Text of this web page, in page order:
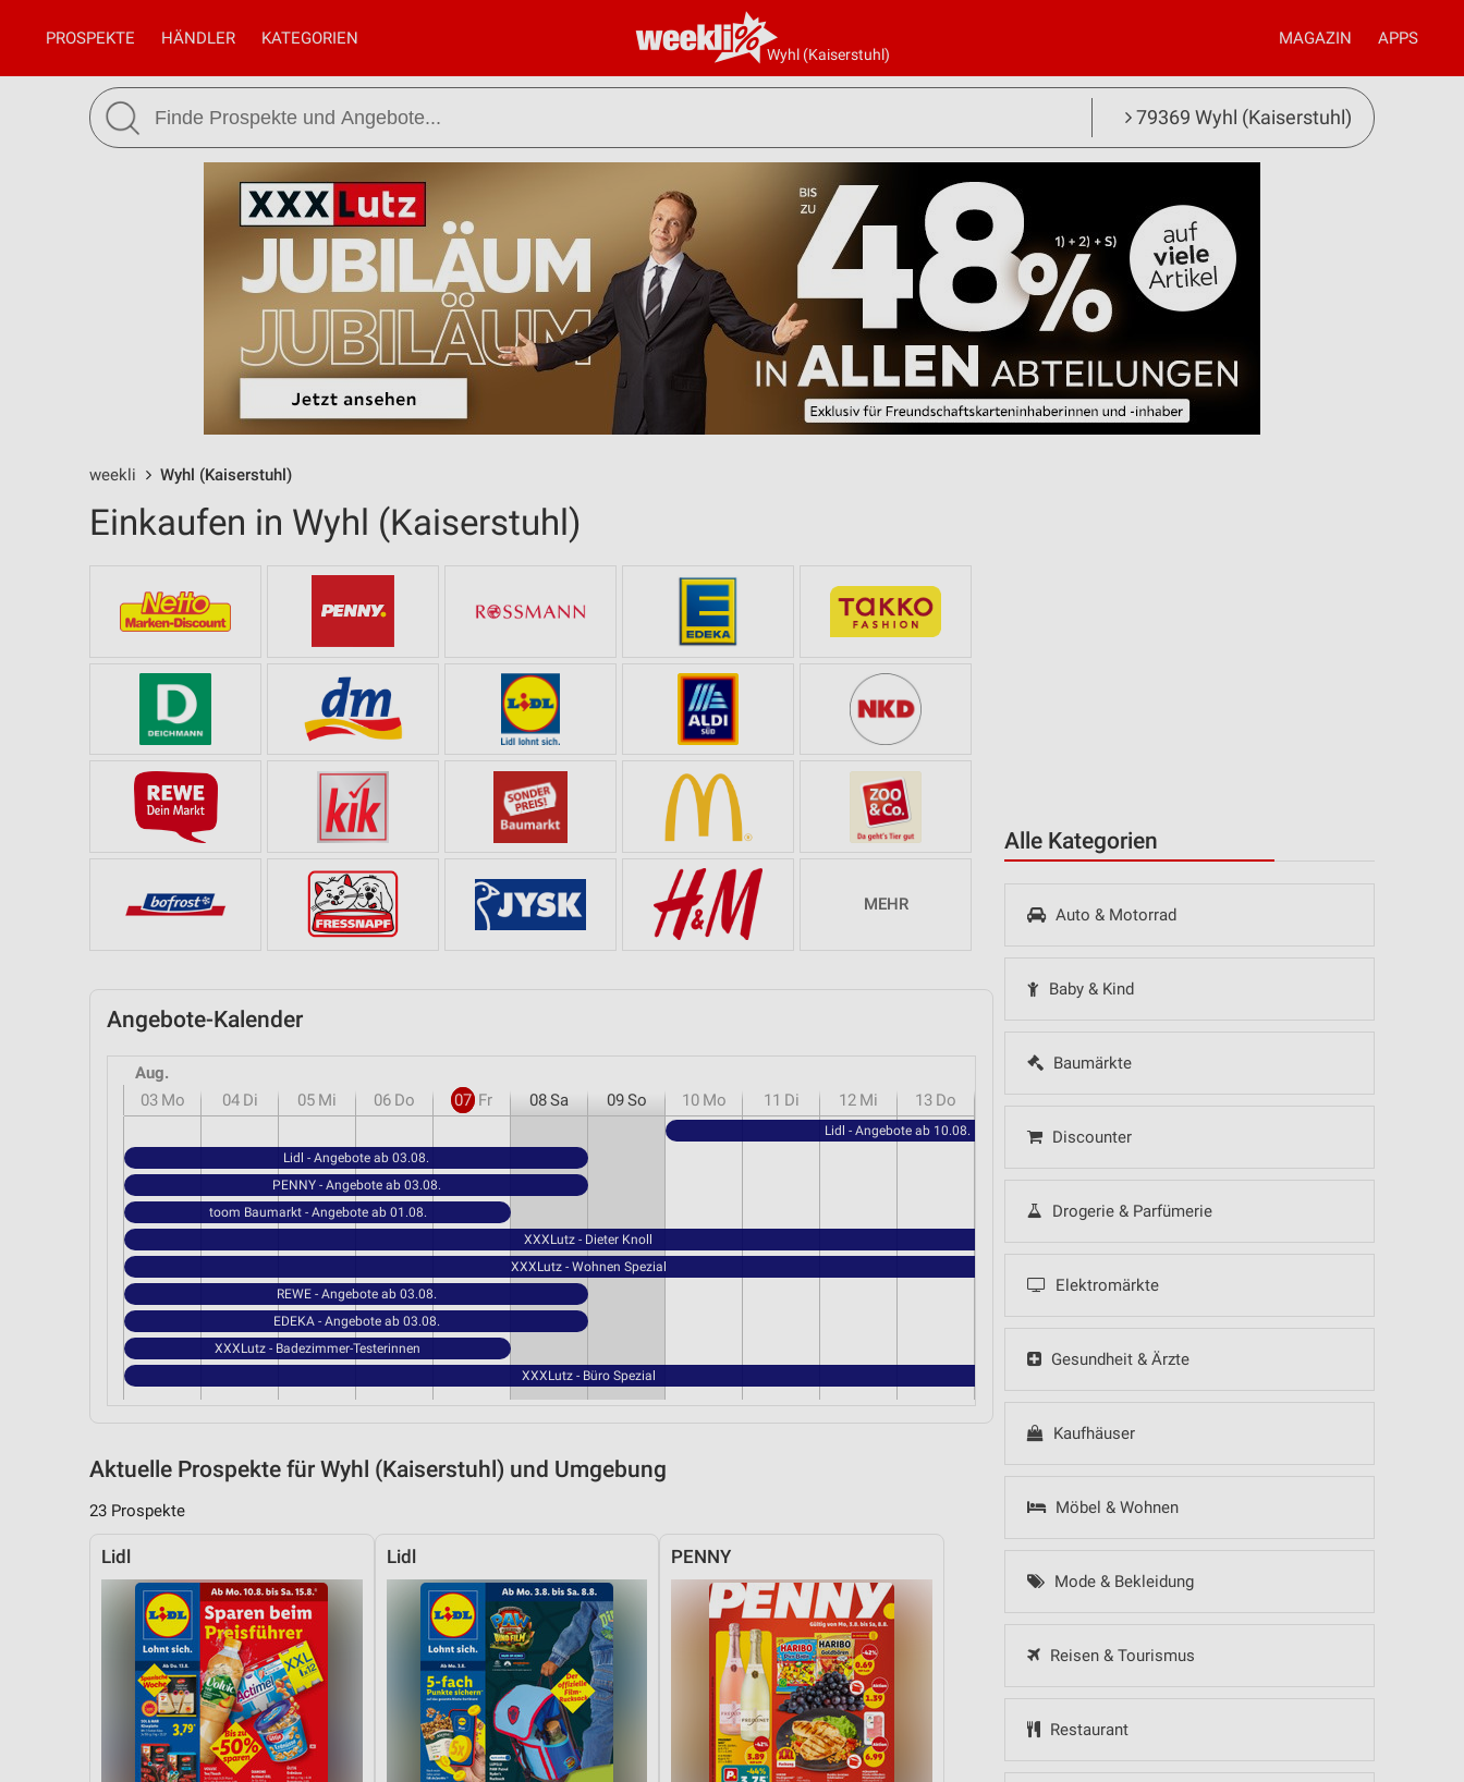
Wyhl (Kaiserstuhl)
PROSPEKTE HÄNDLER KATEGORIEN MAGAZIN APPS
79369 Wyhl (Kaiserstuhl)
weekli Wyhl (Kaiserstuhl)
Alle Kategorien
Auto & Motorrad
Baby & Kind
Baumärkte
Discounter
Drogerie & Parfümerie
Elektromärkte
Gesundheit & Ärzte
Kaufhäuser
Möbel & Wohnen
Mode & Bekleidung
Reisen & Tourismus
Restaurant
Einkaufen in Wyhl (Kaiserstuhl)
MEHR
Angebote-Kalender
Aug.
03 Mo 04 Di 05 Mi 06 Do 07 Fr 08Sa 09So 10 Mo 11 Di 12 Mi 13 Do
Lidl - Angebote ab 10.08.
Lidl - Angebote ab 03.08.
PENNY - Angebote ab 03.08.
toom Baumarkt - Angebote ab 01.08.
XXXLutz - Dieter Knoll
XXXLutz - Wohnen Spezial
REWE - Angebote ab 03.08.
EDEKA - Angebote ab 03.08.
XXXLutz - Badezimmer-Testerinnen
XXXLutz - Büro Spezial
Aktuelle Prospekte für Wyhl (Kaiserstuhl) und Umgebung
23 Prospekte
Lidl Lidl PENNY